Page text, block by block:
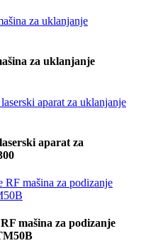
za uklanjanje
aparat za
mašina za podizanje